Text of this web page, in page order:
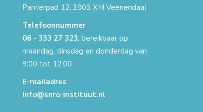
Panterpad 12, 3903 XM Veenendaal
Telefoonnummer
06 - 333 27 323, bereikbaar op
maandag, dinsdag en donderdag van
9:00 tot 12:00
E-mailadres
info@snro-instituut.nl